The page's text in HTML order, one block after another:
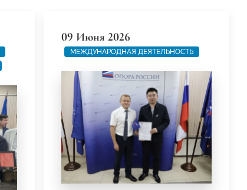
09 Июня 2026
МЕЖДУНАРОДНАЯ ДЕЯТЕЛЬНОСТЬ